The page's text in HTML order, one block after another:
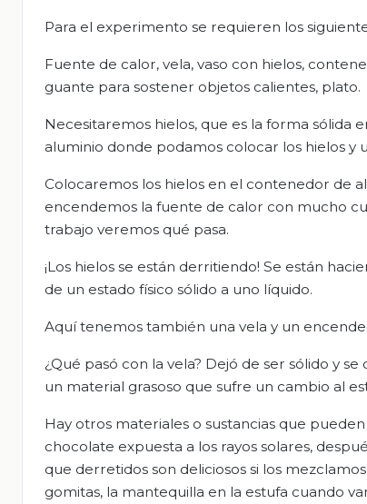
Para el experimento se requieren los
Fuente de calor, vela, vaso con hielos,
guante para sostener objetos calientes, plato.
Necesitaremos hielos, que es la forma sólida
aluminio donde podamos colocar los hielos
Colocaremos los hielos en el contenedor de
encendemos la fuente de calor con mucho
trabajo veremos qué pasa.
¡Los hielos se están derritiendo! Se están
de un estado físico sólido a uno líquido.
Aquí tenemos también una vela y un
¿Qué pasó con la vela? Dejó de ser sólido y
un material grasoso que sufre un cambio al
Hay otros materiales o sustancias que
chocolate expuesta a los rayos solares,
que derretidos son deliciosos si los
gomitas, la mantequilla en la estufa cuando